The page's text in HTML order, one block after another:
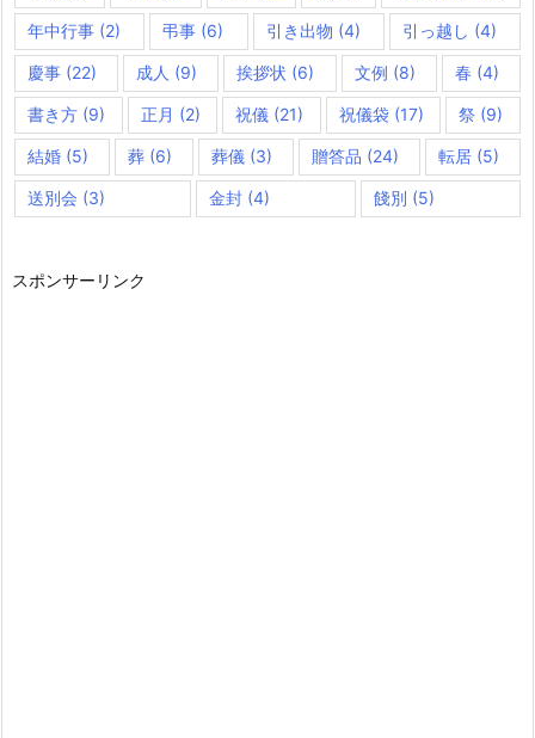
年中行事 (2) 弔事 (6) 引き出物 (4) 引っ越し (4)
慶事 (22) 成人 (9) 挨拶状 (6) 文例 (8) 春 (4)
書き方 (9) 正月 (2) 祝儀 (21) 祝儀袋(17) 祭 (9)
結婚 (5) 葬 (6) 葬儀 (3) 贈答品 (24) 転居 (5)
送別会 (3) 金封 (4) 餞別 (5)
スポンサーリンク